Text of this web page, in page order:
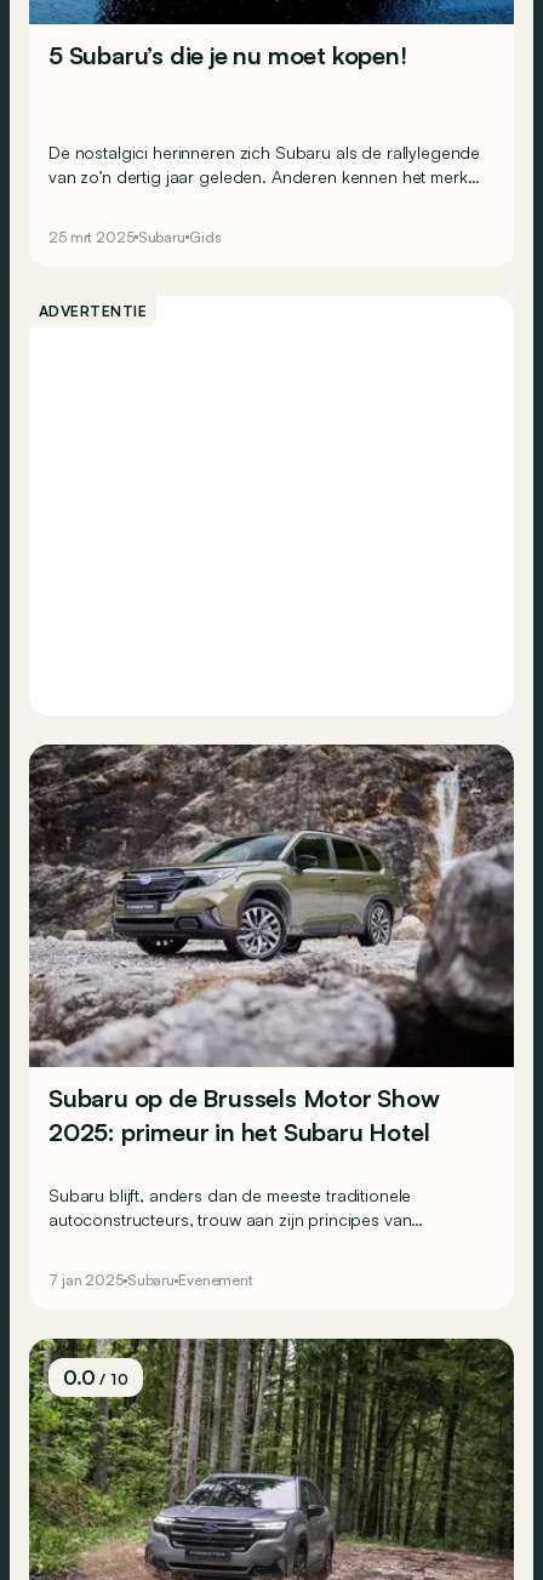
5 Subaru’s die je nu moet kopen!
De nostalgici herinneren zich Subaru als de rallylegende
van zo’n dertig jaar geleden. Anderen kennen het merk
overwegen!
25 mrt 2025 Subaru Gids
ADVERTENTIE
Subaru op de Brussels Motor Show
2025: primeur in het Subaru Hotel
Subaru blijft, anders dan de meeste traditionele
autoconstructeurs, trouw aan zijn principes van
garantieprogramma: 8 jaar!
7 jan 2025 Subaru Evenement
0.0/ 10